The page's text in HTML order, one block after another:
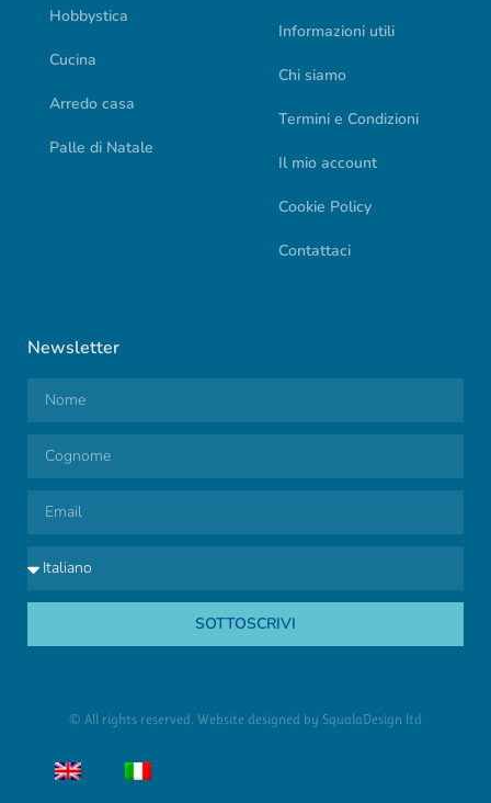
Hobbystica
Cucina
Arredo casa
Palle di Natale
Informazioni utili
Chi siamo
Termini e Condizioni
Il mio account
Cookie Policy
Contattaci
Newsletter
SOTTOSCRIVI
© All rights reserved. Website designed by SqualaDesign ltd